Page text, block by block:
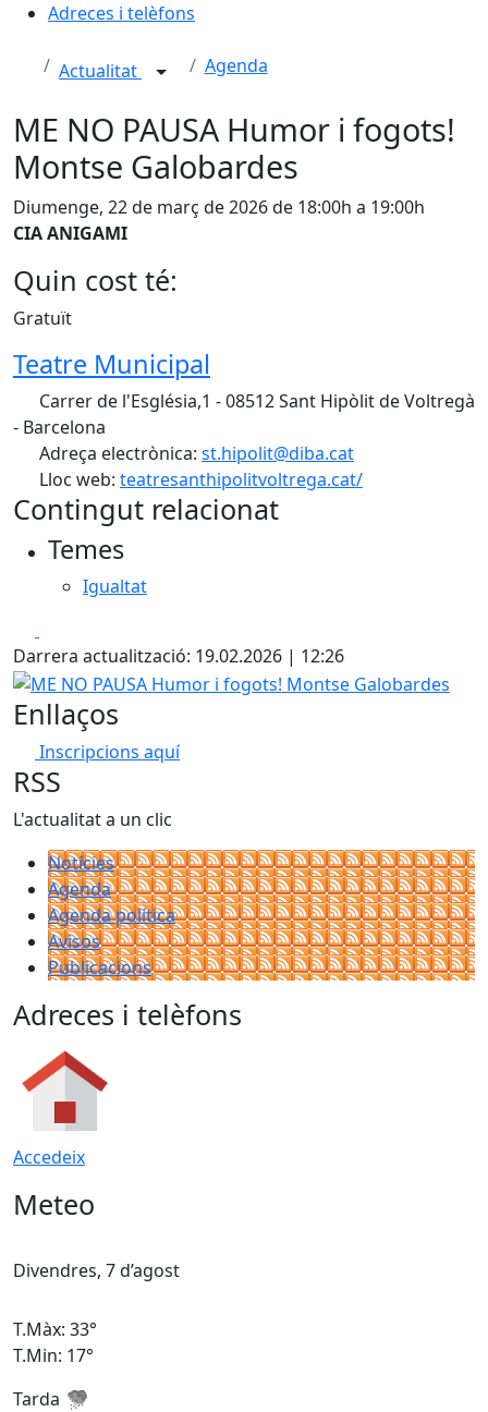
Adreces i telèfons
Actualitat Agenda
ME NO PAUSA Humor i fogots!
Montse Galobardes
Diumenge, 22 de març de 2026 de 18:00h a 19:00h
CIA ANIGAMI
Quin cost té:
Gratuït
Teatre Municipal
Carrer de l'Església,1 - 08512 Sant Hipòlit de Voltregà
- Barcelona
Adreça electrònica: st.hipolit@diba.cat
Lloc web: teatresanthipolitvoltrega.cat/
Contingut relacionat
Temes
Igualtat
Darrera actualització: 19.02.2026 | 12:26
ME NO PAUSA Humor i fogots! Montse Galobardes
Enllaços
Inscripcions aquí
RSS
L'actualitat a un clic
Notícies
Agenda
Agenda política
Avisos
Publicacions
Adreces i telèfons
Accedeix
Meteo
Divendres, 7 d’agost
T.Màx: 33°
T.Min: 17°
Tarda